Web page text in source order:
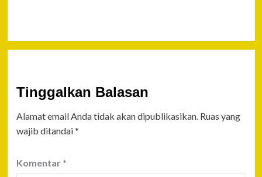
Tinggalkan Balasan
Alamat email Anda tidak akan dipublikasikan. Ruas yang
wajib ditandai*
Komentar *